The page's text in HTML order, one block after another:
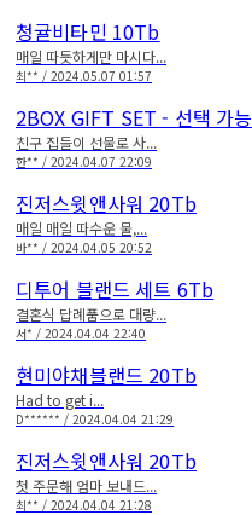
청귤비타민 10Tb
매일 따듯하게만 마시다...
최** / 2024.05.07 01:57
2BOX GIFT SET - 선택 가능
친구 집들이 선물로 사...
한** / 2024.04.07 22:09
진저스윗앤사워 20Tb
매일 매일 따수운 물,...
바** / 2024.04.05 20:52
디투어 블랜드 세트 6Tb
결혼식 답례품으로 대량...
서* / 2024.04.04 22:40
현미야채블랜드 20Tb
Had to get i...
D****** / 2024.04.04 21:29
진저스윗앤사워 20Tb
첫 주문해 엄마 보내드...
최** / 2024.04.04 21:28